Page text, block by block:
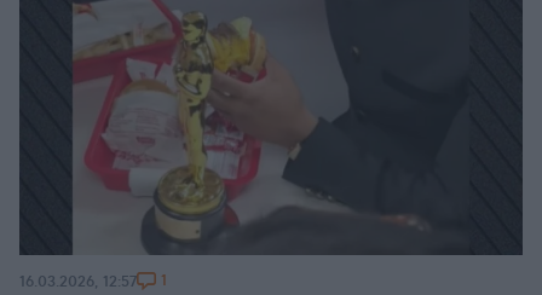
16.03.2026, 12:57 1